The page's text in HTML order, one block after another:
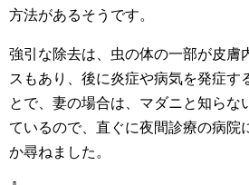
方法があるそうです。
強引な除去は、虫の体の一部が皮膚
スもあり、後に炎症や病気を発症す
とで、妻の場合は、マダニと知らな
ているので、直ぐに夜間診療の病院
か尋ねました。